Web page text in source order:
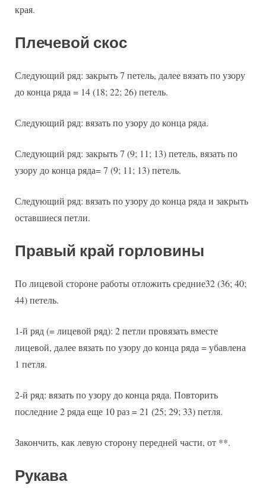
края.
Плечевой скос
Следующий ряд: закрыть 7 петель, далее вязать по узору
до конца ряда = 14 (18; 22; 26) петель.
Следующий ряд: вязать по узору до конца ряда.
Следующий ряд: закрыть 7 (9; 11; 13) петель, вязать по
узору до конца ряда= 7 (9; 11; 13) петель.
Следующий ряд: вязать по узору до конца ряда и закрыть
оставшиеся петли.
Правый край горловины
По лицевой стороне работы отложить средние32 (36; 40;
44) петель.
1-й ряд (= лицевой ряд): 2 петли провязать вместе
лицевой, далее вязать по узору до конца ряда = убавлена
1 петля.
2-й ряд: вязать по узору до конца ряда. Повторить
последние 2 ряда еще 10 раз = 21 (25; 29; 33) петля.
Закончить, как левую сторону передней части, от **.
Рукава